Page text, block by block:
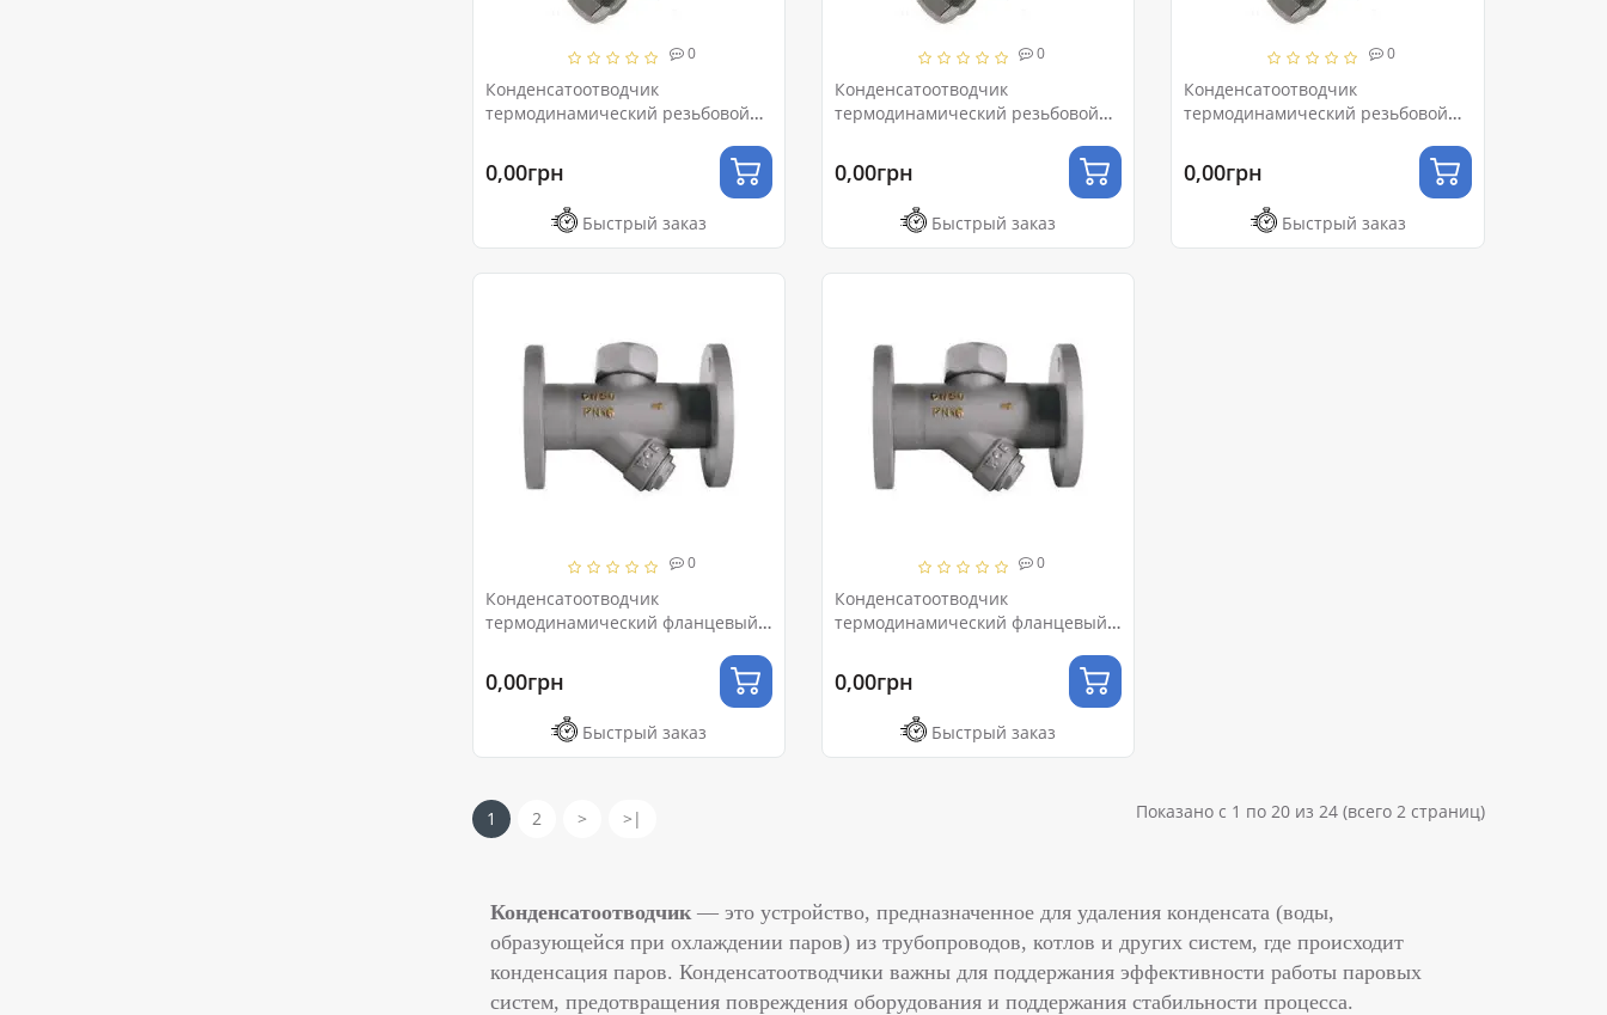
0
Конденсатоотводчик
термодинамический резьбовой
0,00грн
Быстрый заказ
0
Конденсатоотводчик
термодинамический резьбовой
0,00грн
Быстрый заказ
0
Конденсатоотводчик
термодинамический резьбовой
0,00грн
Быстрый заказ
0
Конденсатоотводчик
термодинамический фланцевый
0,00грн
Быстрый заказ
0
Конденсатоотводчик
термодинамический фланцевый
0,00грн
Быстрый заказ
1 2 > >| Показано с 1 по 20 из 24 (всего 2 страниц)
Конденсатоотводчик— это устройство, предназначенное для удаления конденсата (воды,
образующейся при охлаждении паров) из трубопроводов, котлов и других систем, где происходит
конденсация паров. Конденсатоотводчики важны для поддержания эффективности работы паровых
систем, предотвращения повреждения оборудования и поддержания стабильности процесса.